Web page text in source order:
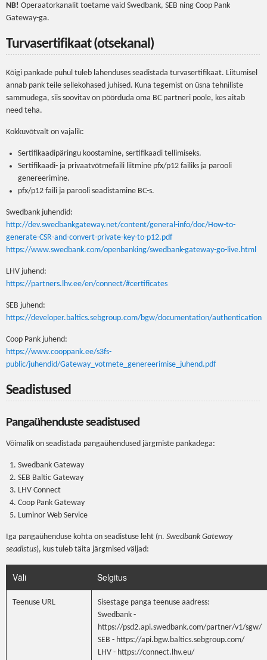
NB! Operaatorkanalit toetame vaid Swedbank, SEB ning Coop Pank
Gateway-ga.
Turvasertifikaat (otsekanal)
Kõigi pankade puhul tuleb lahenduses seadistada turvasertifikaat. Liitumisel
annab pank teile sellekohased juhised. Kuna tegemist on üsna tehniliste
sammudega, siis soovitav on pöörduda oma BC partneri poole, kes aitab
need teha.
Kokkuvõtvalt on vajalik:
Sertifikaadipäringu koostamine, sertifikaadi tellimiseks.
Sertifikaadi- ja privaatvõtmefaili liitmine pfx/p12 failiks ja parooli
genereerimine.
pfx/p12 faili ja parooli seadistamine BC-s.
Swedbank juhendid:
http://dev.swedbankgateway.net/content/general-info/doc/How-to-
generate-CSR-and-convert-private-key-to-p12.pdf
https://www.swedbank.com/openbanking/swedbank-gateway-go-live.html
LHV juhend:
https://partners.lhv.ee/en/connect/#certificates
SEB juhend:
https://developer.baltics.sebgroup.com/bgw/documentation/authentication
Coop Pank juhend:
https://www.cooppank.ee/s3fs-
public/juhendid/Gateway_votmete_genereerimise_juhend.pdf
Seadistused
Pangaühenduste seadistused
Võimalik on seadistada pangaühendused järgmiste pankadega:
Swedbank Gateway
SEB Baltic Gateway
LHV Connect
Coop Pank Gateway
Luminor Web Service
Iga pangaühenduse kohta on seadistuse leht (n. Swedbank Gateway
seadistus), kus tuleb täita järgmised väljad:
Väli Selgitus
Teenuse URL
Sisestage panga teenuse aadress:
Swedbank -
https://psd2.api.swedbank.com/partner/v1/sgw/
SEB - https://api.bgw.baltics.sebgroup.com/
LHV - https://connect.lhv.eu/